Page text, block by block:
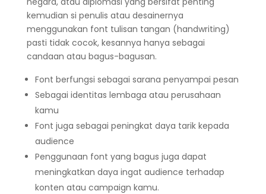
kemudian si penulis atau desainernya
menggunakan font tulisan tangan (handwriting)
pasti tidak cocok, kesannya hanya sebagai
candaan atau bagus-bagusan.
Font berfungsi sebagai sarana penyampai pesan
Sebagai identitas lembaga atau perusahaan
kamu
Font juga sebagai peningkat daya tarik kepada
audience
Penggunaan font yang bagus juga dapat
meningkatkan daya ingat audience terhadap
konten atau campaign kamu.